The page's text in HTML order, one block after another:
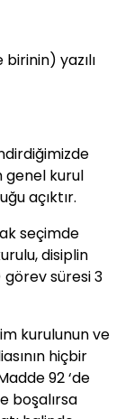
yazılı
genel kurul
açıktır.
seçimde
disiplin
süresi 3
kurulunun ve
hiçbir
92 ‘de
boşalırsa